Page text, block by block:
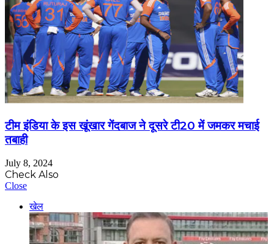
टीम इंडिया के इस खूंखार गेंदबाज ने दूसरे टी20 में जमकर मचाई
तबाही
July 8, 2024
Check Also
Close
खेल